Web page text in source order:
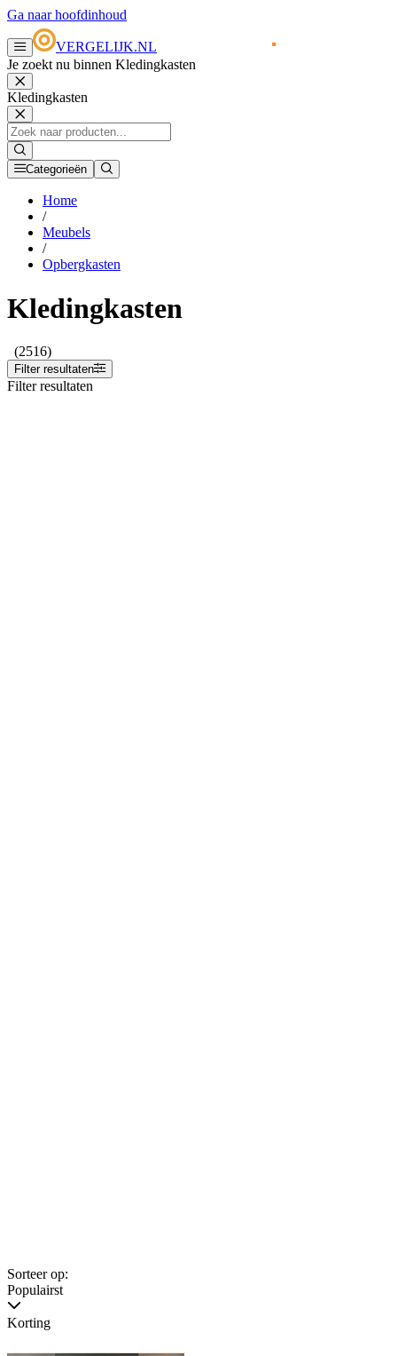
Ga naar hoofdinhoud
VERGELIJK.NL
Je zoekt nu binnen Kledingkasten
Kledingkasten
Categorieën
Home
/
Meubels
/
Opbergkasten
Kledingkasten
(2516)
Filter resultaten
Filter resultaten
Sorteer op:
Populairst
Korting